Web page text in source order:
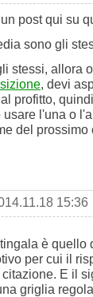
post qui su
sono gli
stessi, allora
, devi
profitto,
usare l'una o
del prossimo
15:36
è
per cui il
E il
griglia